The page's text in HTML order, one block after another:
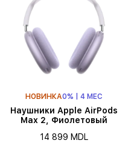
НОВИНКА0% | 4 МЕС
Наушники Apple AirPods
Max 2, Фиолетовый
14 899 MDL